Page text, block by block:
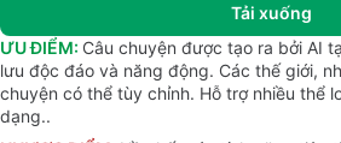
Tải xuống
ƯU ĐIỂM: Câu chuyện được tạo ra bởi AI
lưu độc đáo và năng động. Các thế giới,
chuyện có thể tùy chỉnh. Hỗ trợ nhiều thể
dạng..